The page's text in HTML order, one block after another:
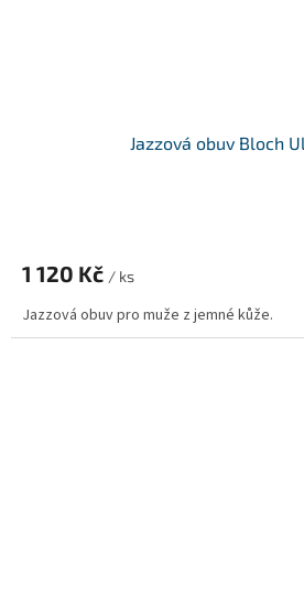
Jazzová obuv Bloch
1 120 Kč / ks
Jazzová obuv pro muže z jemné kůže.